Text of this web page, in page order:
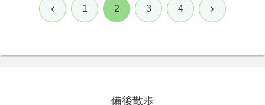
前 1 2 3 4 次
備後散歩